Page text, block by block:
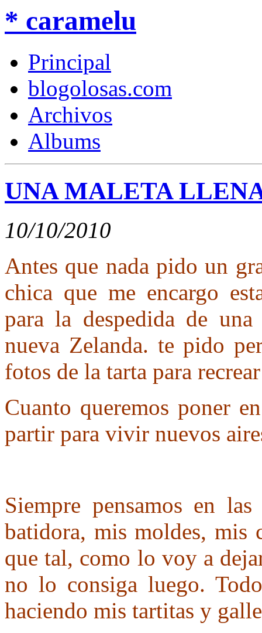
* caramelu
Principal
blogolosas.com
Archivos
Albums
UNA MALETA
10/10/2010
Antes que nada pido un
chica que me encargo
para la despedida de
nueva Zelanda. te pido
fotos de la tarta para
Cuanto queremos poner
partir para vivir nuevos
Siempre pensamos en
batidora, mis moldes, mis
que tal, como lo voy a
no lo consiga luego.
haciendo mis tartitas y